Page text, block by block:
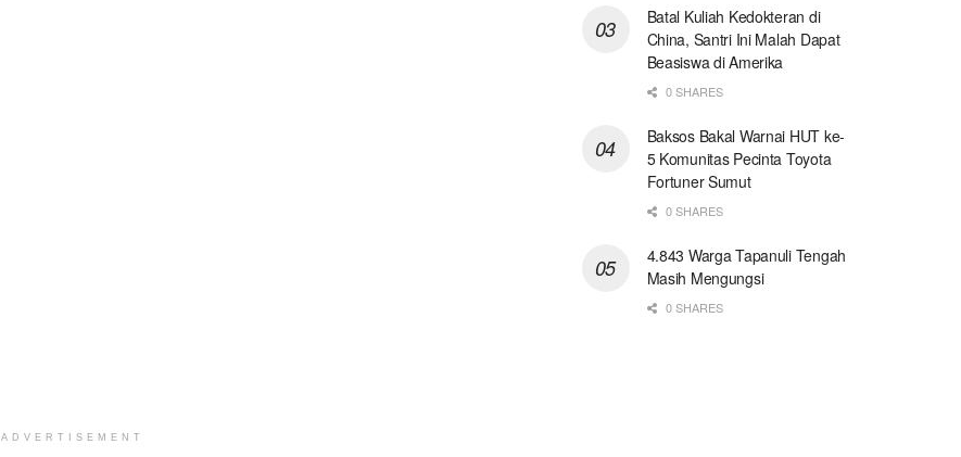
ADVERTISEMENT
Batal Kuliah Kedokteran di
China, Santri Ini Malah Dapat
Beasiswa di Amerika
0 SHARES
Baksos Bakal Warnai HUT ke-
5 Komunitas Pecinta Toyota
Fortuner Sumut
0 SHARES
4.843 Warga Tapanuli Tengah
Masih Mengungsi
0 SHARES